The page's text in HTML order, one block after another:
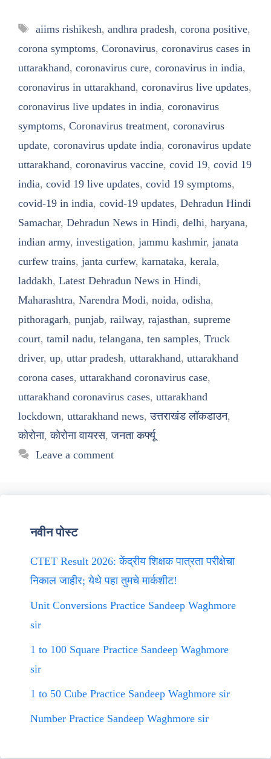
Tags
aiims rishikesh, andhra pradesh, corona positive,
corona symptoms, Coronavirus, coronavirus cases in
uttarakhand, coronavirus cure, coronavirus in india,
coronavirus in uttarakhand, coronavirus live updates,
coronavirus live updates in india, coronavirus
symptoms, Coronavirus treatment, coronavirus
update, coronavirus update india, coronavirus update
uttarakhand, coronavirus vaccine, covid 19, covid 19
india, covid 19 live updates, covid 19 symptoms,
covid-19 in india, covid-19 updates, Dehradun Hindi
Samachar, Dehradun News in Hindi, delhi, haryana,
indian army, investigation, jammu kashmir, janata
curfew trains, janta curfew, karnataka, kerala,
laddakh, Latest Dehradun News in Hindi,
Maharashtra, Narendra Modi, noida, odisha,
pithoragarh, punjab, railway, rajasthan, supreme
court, tamil nadu, telangana, ten samples, Truck
driver, up, uttar pradesh, uttarakhand, uttarakhand
corona cases, uttarakhand coronavirus case,
uttarakhand coronavirus cases, uttarakhand
lockdown, uttarakhand news,उत्तराखंड लॉकडाउन,
कोरोना,कोरोना वायरस,जनता कर्फ्यू
Leave a comment
नवीन पोस्ट
CTET Result 2026: केंद्रीय शिक्षक पात्रता परीक्षेचा
निकाल जाहीर; येथे पहा तुमचे मार्कशीट!
Unit Conversions Practice Sandeep Waghmore
sir
1 to 100 Square Practice Sandeep Waghmore
sir
1 to 50 Cube Practice Sandeep Waghmore sir
Number Practice Sandeep Waghmore sir